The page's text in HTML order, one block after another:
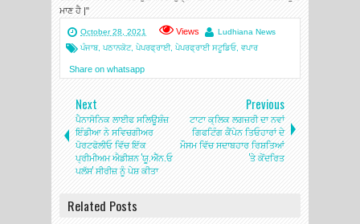
ਮਾਣ ਹੈ |"
October 28, 2021 Views
Ludhiana News
ਪੰਜਾਬ, ਪਠਾਨਕੋਟ, ਪੇਪਰਫ੍ਰਾਈ, ਪੇਪਰਫ੍ਰਾਈ ਸਟੂਡਿਓ, ਵਪਾਰ
Share on whatsapp
Next
ਪੈਨਾਸੋਨਿਕ ਲਾਈਫ ਸਲਿਊਸ਼ੰਜ਼
ਇੰਡੀਆ ਨੇ ਸਵਿਚਗੀਅਰ
ਪੋਰਟਫੋਲੀਓ ਵਿੱਚ ਇੱਕ
ਪ੍ਰੀਮੀਅਮ ਐਡੀਸ਼ਨ 'ਯੂ.ਐੱਨ.ਓ
ਪਲੱਸ' ਸੀਰੀਜ਼ ਨੂੰ ਪੇਸ਼ ਕੀਤਾ
Previous
ਟਾਟਾ ਕ੍ਲਿਕ ਲਗਜ਼ਰੀ ਦਾ ਨਵਾਂ
ਗਿਫਟਿੰਗ ਕੈਂਪੇਨ ਤਿਓਹਾਰਾਂ ਦੇ
ਮੌਸਮ ਵਿੱਚ ਸਦਾਬਹਾਰ ਰਿਸ਼ਤਿਆਂ
'ਤੇ ਕੇਂਦਰਿਤ
Related Posts